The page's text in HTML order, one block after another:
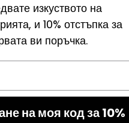
изкуството на
и 10% отстъпка за
ви поръчка.
на моя код за 10%